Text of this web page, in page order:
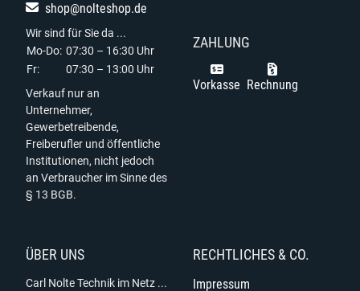
shop@nolteshop.de
Wir sind für Sie da ...
Mo-Do: 07:30 – 16:30 Uhr
Fr:
07:30 – 13:00 Uhr
Verkauf nur an
Unternehmer,
Gewerbetreibende,
Freiberufler und öffentliche
Institutionen, nicht jedoch
an Verbraucher im Sinne des
§ 13 BGB.
ZAHLUNG
Vorkasse Rechnung
ÜBER UNS
Carl Nolte Technik im Netz ...
RECHTLICHES & CO.
Impressum